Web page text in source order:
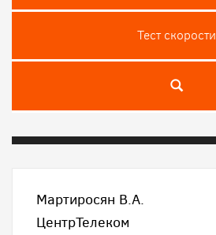
Тест скороcти
Мартиросян В.А.
ЦентрТелеком